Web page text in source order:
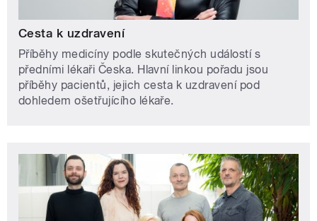
Cesta k uzdravení
Příběhy medicíny podle skutečných událostí s
předními lékaři Česka. Hlavní linkou pořadu jsou
příběhy pacientů, jejich cesta k uzdravení pod
dohledem ošetřujícího lékaře.